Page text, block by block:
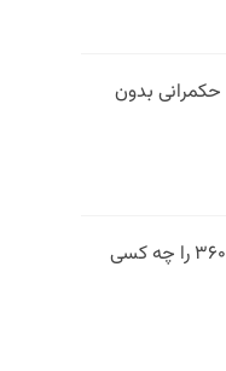
بدون
فیلتر در وقت اضافه؛ فوتبال ۳۶۰ را چه کسی